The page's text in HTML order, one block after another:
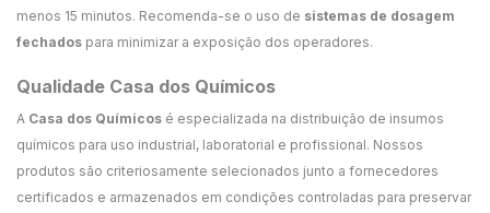
menos 15 minutos. Recomenda-se o uso de sistemas de dosagem
fechados para minimizar a exposição dos operadores.
Qualidade Casa dos Químicos
A Casa dos Químicos é especializada na distribuição de insumos
químicos para uso industrial, laboratorial e profissional. Nossos
produtos são criteriosamente selecionados junto a fornecedores
certificados e armazenados em condições controladas para preservar